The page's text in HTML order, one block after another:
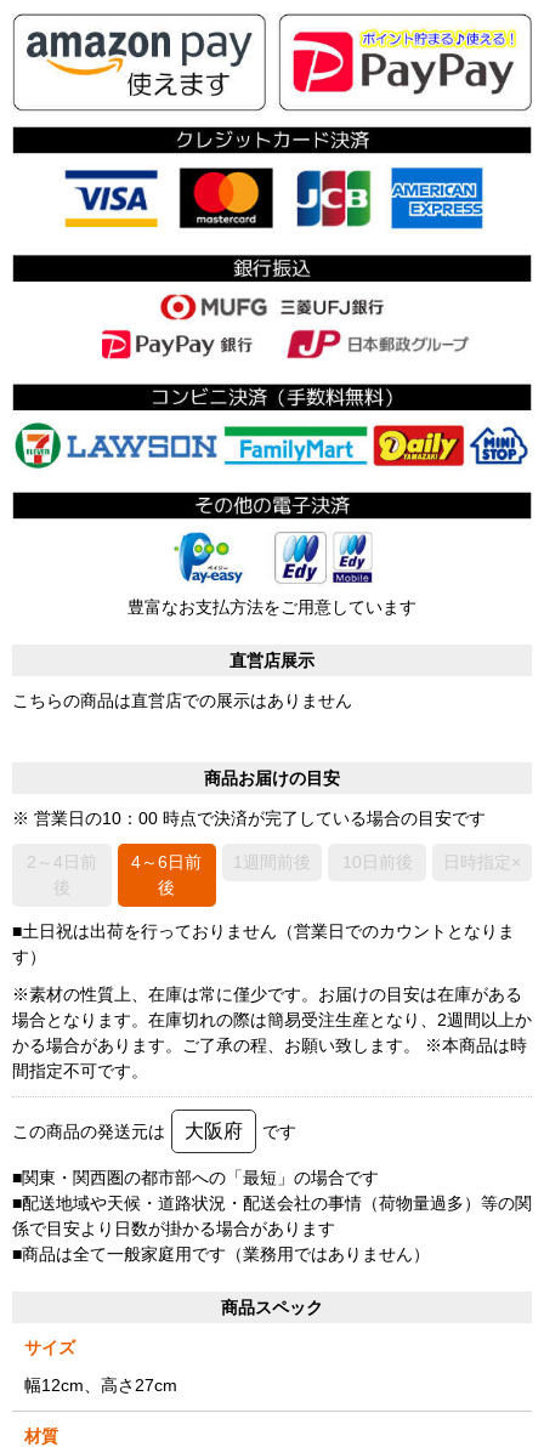
豊富なお支払方法をご用意しています
直営店展示
こちらの商品は直営店での展示はありません
商品お届けの目安
※ 営業日の10：00 時点で決済が完了している場合の目安です
2～4日前
後
4～6日前
後
1週間前後 10日前後 日時指定×
■土日祝は出荷を行っておりません（営業日でのカウントとなりま
す）
※素材の性質上、在庫は常に僅少です。お届けの目安は在庫がある
場合となります。在庫切れの際は簡易受注生産となり、2週間以上か
かる場合があります。ご了承の程、お願い致します。 ※本商品は時
間指定不可です。
この商品の発送元は 大阪府 です
■関東・関西圏の都市部への「最短」の場合です
■配送地域や天候・道路状況・配送会社の事情（荷物量過多）等の関
係で目安より日数が掛かる場合があります
■商品は全て一般家庭用です（業務用ではありません）
商品スペック
サイズ
幅12cm、高さ27cm
材質